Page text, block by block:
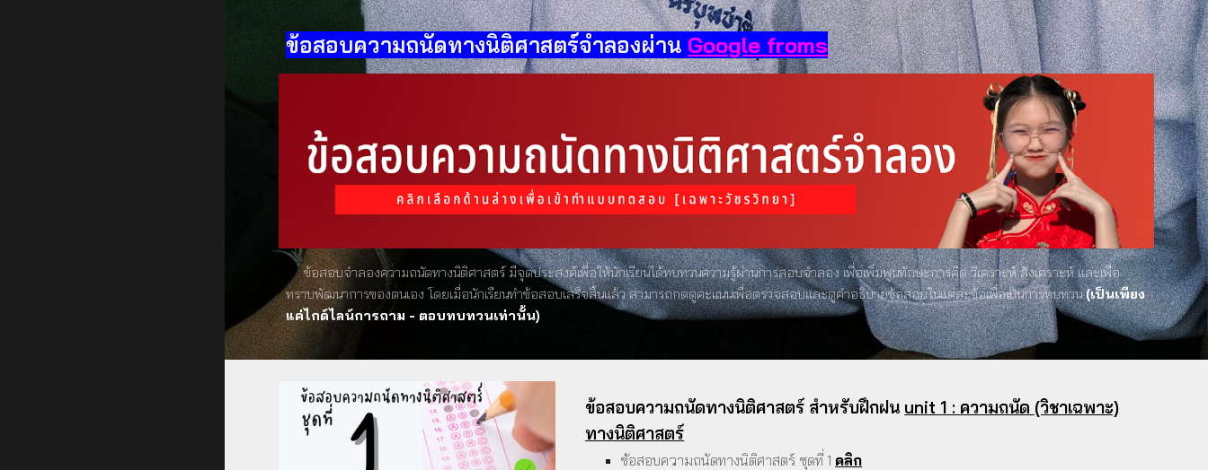
ข้อสอบความถนัดทางนิติศาสตร์จำลองผ่าน Google froms
ข้อสอบจำลองความถนัดทางนิติศาสตร์ มีจุดประสงค์เพื่อให้นักเรียนได้ทบทวนความรู้ผ่านการสอบจำลอง เพื่อเพิ่มพูนทักษะการคิด วิเคราะห์ สังเคราะห์ และเพื่อ
ทราบพัฒนาการของตนเอง โดยเมื่อนักเรียนทำข้อสอบเสร็จสิ้นแล้ว สามารถกดดูคะแนนเพื่อตรวจสอบและดูคำอธิบายข้อสอบในแต่ละข้อเพื่อเป็นการทบทวน(เป็นเพียง
แค่ไกด์ไลน์การถาม - ตอบทบทวนเท่านั้น)
ข้อสอบความถนัดทางนิติศาสตร์ สำหรับฝึกฝน unit 1 : ความถนัด (วิชาเฉพาะ)
ทางนิติศาสตร์
ข้อสอบความถนัดทางนิติศาสตร์ ชุดที่ 1 คลิก